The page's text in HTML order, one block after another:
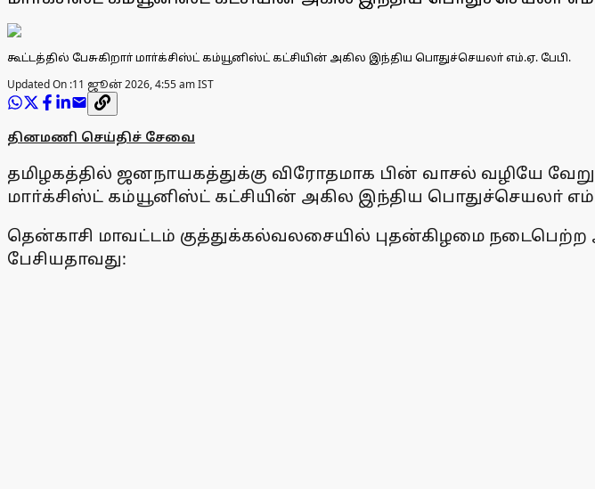
கூட்டத்தில் பேசுகிறாா் மாா்க்சிஸ்ட் கம்யூனிஸ்ட் கட்சியின் அகில இந்திய பொதுச்செயலா் எம்.ஏ. பேபி.
Updated On :11 ஜூன் 2026, 4:55 am IST
தினமணி செய்திச் சேவை
தமிழகத்தில் ஜனநாயகத்துக்கு விரோதமாக பின் வாசல் வழியே
மாா்க்சிஸ்ட் கம்யூனிஸ்ட் கட்சியின் அகில இந்திய பொதுச்செயலா்
தென்காசி மாவட்டம் குத்துக்கல்வலசையில் புதன்கிழமை
பேசியதாவது: